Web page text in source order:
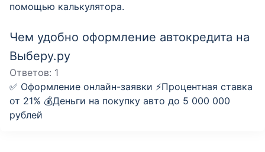
помощью калькулятора.
Чем удобно оформление автокредита на
Выберу.ру
Ответов: 1
✅ Оформление онлайн-заявки ⚡️Процентная ставка
от 21% 💰Деньги на покупку авто до 5 000 000
рублей